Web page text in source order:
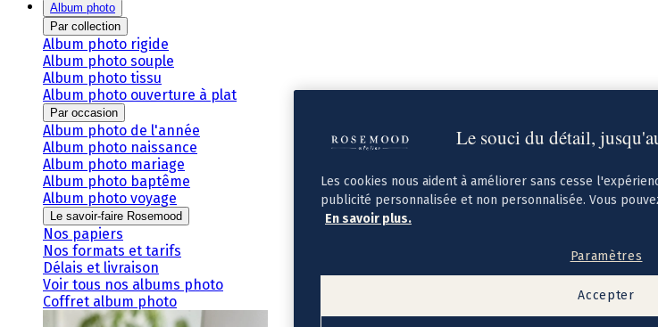
Album photo
Par collection
Album photo rigide
Album photo souple
Album photo tissu
Album photo ouverture à plat
Par occasion
Album photo de l'année
Album photo naissance
Album photo mariage
Album photo baptême
Album photo voyage
Le savoir-faire Rosemood
Nos papiers
Nos formats et tarifs
Délais et livraison
Voir tous nos albums photo
Coffret album photo
Le souci du détail,
Les cookies nous aident à améliorer sans cesse
publicité personnalisée et non personnalisée. Vous
En savoir plus.
Paramètres
Accepter